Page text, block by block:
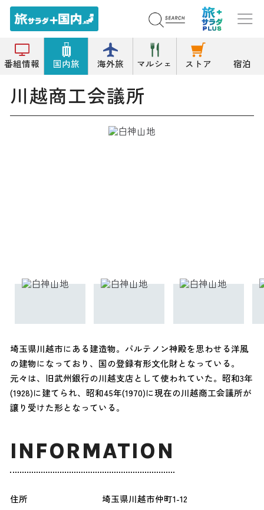
番組情報 国内旅 海外旅 マルシェ ストア 宿泊
トップ その他の史跡/建造物 川越商工会議所
川越商工会議所
埼玉県川越市にある建造物。パルテノン神殿を思わせる洋風
の建物になっており、国の登録有形文化財となっている。
元々は、旧武州銀行の川越支店として使われていた。昭和3年
(1928)に建てられ、昭和45年(1970)に現在の川越商工会議所が
譲り受けた形となっている。
INFORMATION
住所
埼玉県川越市仲町1-12